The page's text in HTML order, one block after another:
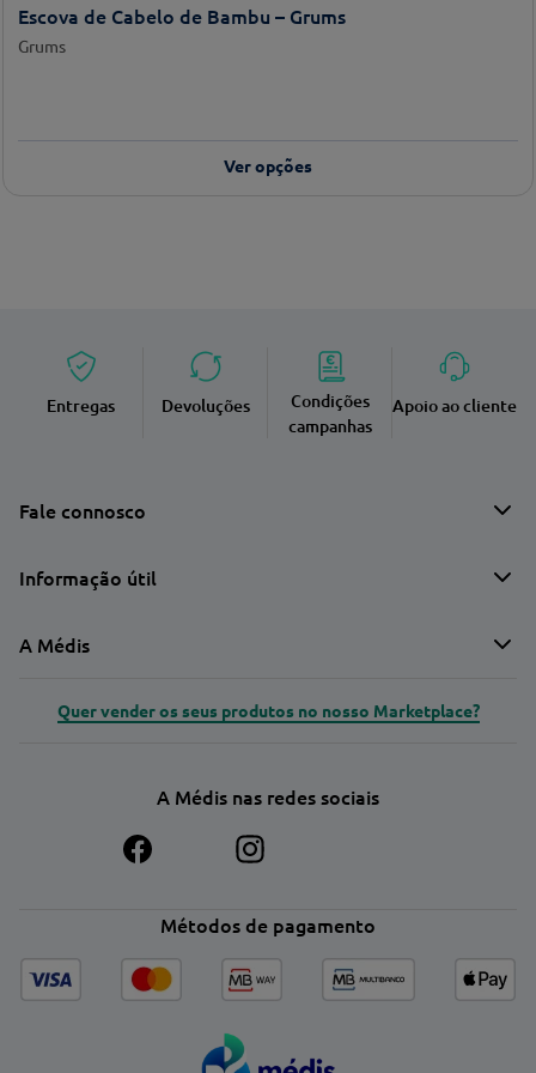
Escova de Cabelo de Bambu – Grums
Grums
Ver opções
Entregas Devoluções
Condições
campanhas
Apoio ao cliente
Fale connosco
Informação útil
A Médis
Quer vender os seus produtos no nosso Marketplace?
A Médis nas redes sociais
Métodos de pagamento